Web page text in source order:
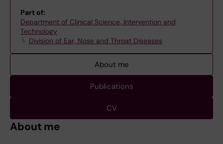
Part of:
Department of Clinical Science, Intervention and
Technology
Division of Ear, Nose and Throat Diseases
About me
Publications
CV
About me